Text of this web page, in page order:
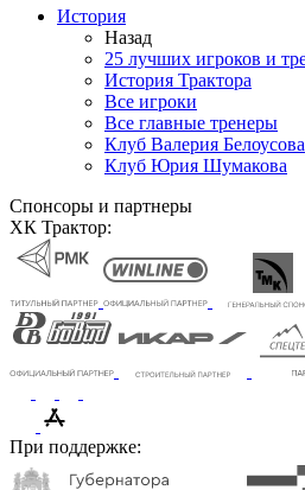
История
Назад
25 лучших игроков и
История Трактора
Все игроки
Все главные тренеры
Клуб Валерия Белоусова
Клуб Юрия Шумакова
Спонсоры и партнеры
ХК Трактор:
При поддержке: